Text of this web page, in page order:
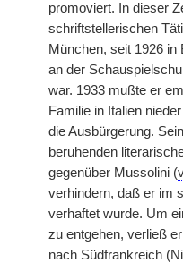
promoviert. In dieser
schriftstellerischen
München, seit 1926
an der
war. 1933 mußte er
Familie in Italien
die Ausbürgerung.
beruhenden
gegenüber Mussolini (
verhindern, daß er im
verhaftet wurde. Um
zu entgehen, verließ
nach Südfrankreich